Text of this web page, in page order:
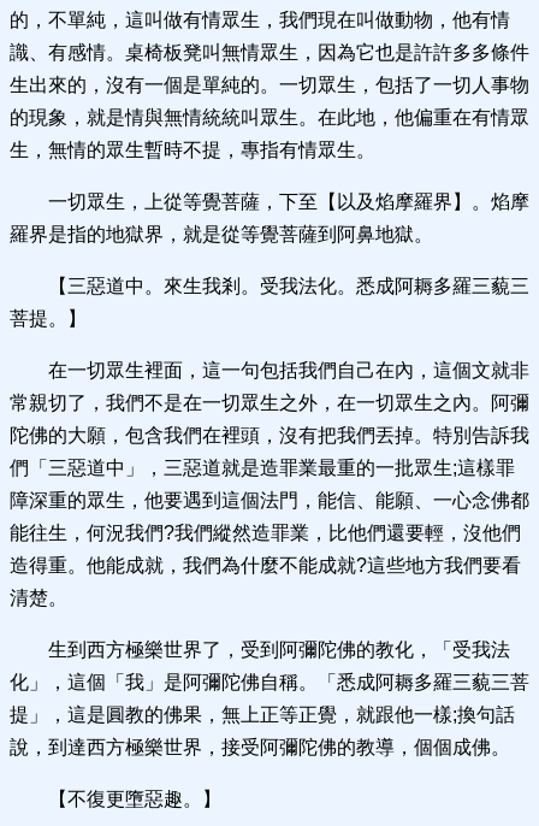
的，不單純，這叫做有情眾生，我們現在叫做動物，他有情
識、有感情。桌椅板凳叫無情眾生，因為它也是許許多多條件
生出來的，沒有一個是單純的。一切眾生，包括了一切人事物
的現象，就是情與無情統統叫眾生。在此地，他偏重在有情眾
生，無情的眾生暫時不提，專指有情眾生。
一切眾生，上從等覺菩薩，下至【以及焰摩羅界】。焰摩
羅界是指的地獄界，就是從等覺菩薩到阿鼻地獄。
【三惡道中。來生我剎。受我法化。悉成阿耨多羅三藐三
菩提。】
在一切眾生裡面，這一句包括我們自己在內，這個文就非
常親切了，我們不是在一切眾生之外，在一切眾生之內。阿彌
陀佛的大願，包含我們在裡頭，沒有把我們丟掉。特別告訴我
們「三惡道中」，三惡道就是造罪業最重的一批眾生;這樣罪
障深重的眾生，他要遇到這個法門，能信、能願、一心念佛都
能往生，何況我們?我們縱然造罪業，比他們還要輕，沒他們
造得重。他能成就，我們為什麼不能成就?這些地方我們要看
清楚。
生到西方極樂世界了，受到阿彌陀佛的教化，「受我法
化」，這個「我」是阿彌陀佛自稱。「悉成阿耨多羅三藐三菩
提」，這是圓教的佛果，無上正等正覺，就跟他一樣;換句話
說，到達西方極樂世界，接受阿彌陀佛的教導，個個成佛。
【不復更墮惡趣。】